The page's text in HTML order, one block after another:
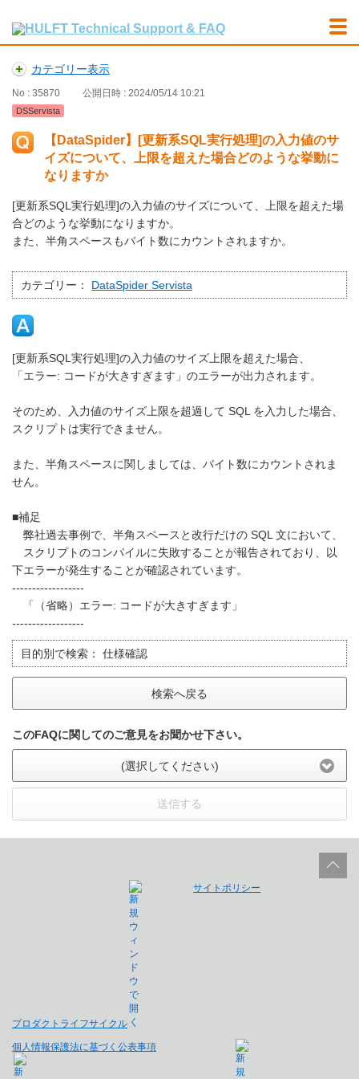
カテゴリー表示
No : 35870 公開日時 : 2024/05/14 10:21
DSServista
【DataSpider】[更新系SQL実行処理]の入力値のサ
イズについて、上限を超えた場合どのような挙動に
なりますか
[更新系SQL実行処理]の入力値のサイズについて、上限を超えた場
合どのような挙動になりますか。
また、半角スペースもバイト数にカウントされますか。
カテゴリー： DataSpider Servista
[更新系SQL実行処理]の入力値のサイズ上限を超えた場合、
「エラー: コードが大きすぎます」のエラーが出力されます。
そのため、入力値のサイズ上限を超過して SQL を入力した場合、
スクリプトは実行できません。
また、半角スペースに関しましては、バイト数にカウントされま
せん。
■補足
弊社過去事例で、半角スペースと改行だけの SQL 文において、
スクリプトのコンパイルに失敗することが報告されており、以
下エラーが発生することが確認されています。
------------------
「（省略）エラー: コードが大きすぎます」
------------------
目的別で検索： 仕様確認
検索へ戻る
このFAQに関してのご意見をお聞かせ下さい。
(選択してください)
送信する
プロダクトライフサイクル
サイトポリシー
個人情報保護法に基づく公表事項